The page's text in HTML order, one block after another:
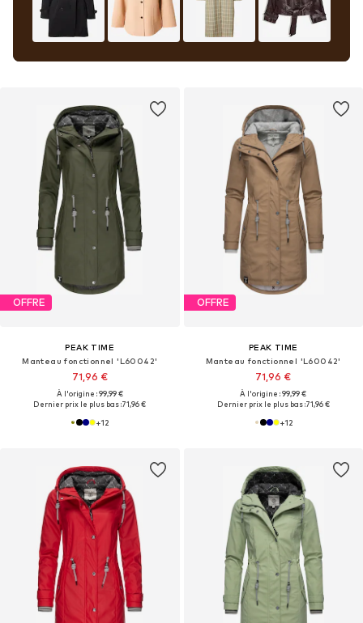
OFFRE
PEAK TIME
Manteau fonctionnel 'L60042'
71,96 €
À l'origine : 99,99 €
Dernier prix le plus bas :71,96 €
+12
OFFRE
PEAK TIME
Manteau fonctionnel 'L60042'
71,96 €
À l'origine : 99,99 €
Dernier prix le plus bas :71,96 €
+12